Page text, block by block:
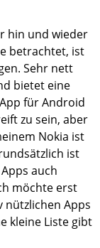
hin und wieder
betrachtet, ist
Sehr nett
bietet eine
für Android
zu sein, aber
Nokia ist
ist
auch
möchte erst
nützlichen Apps
kleine Liste gibt